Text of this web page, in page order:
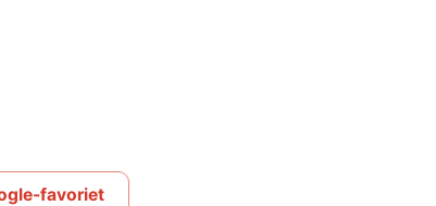
favoriet